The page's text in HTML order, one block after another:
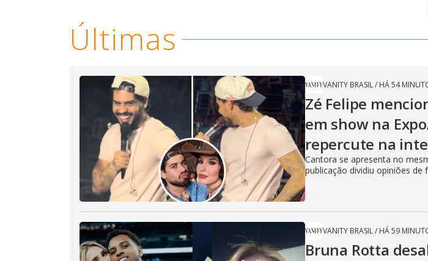
Últimas
VANITY BRASIL/ HÁ 54
Zé Felipe
em show na
repercute na
Cantora se apresenta no
publicação dividiu opiniões de
VANITY BRASIL/ HÁ 59
Bruna Rotta